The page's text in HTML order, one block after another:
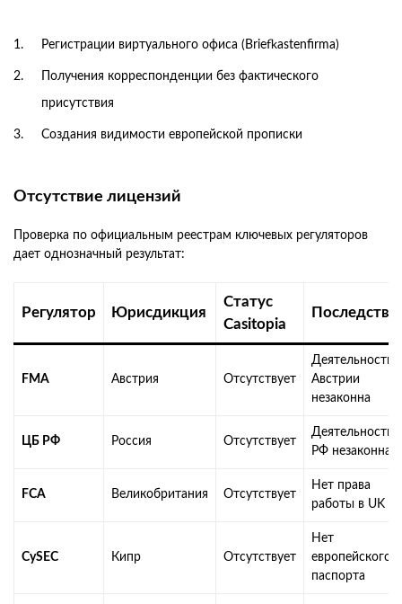
Регистрации виртуального офиса (Briefkastenfirma)
Получения корреспонденции без фактического
присутствия
Создания видимости европейской прописки
Отсутствие лицензий
Проверка по официальным реестрам ключевых регуляторов
дает однозначный результат:
Регулятор Юрисдикция
Статус
Casitopia
FMA Австрия Отсутствует
Деятельность в
Австрии
незаконна
ЦБ РФ Россия Отсутствует
Деятельность в
РФ незаконна
FCA Великобритания Отсутствует
Нет права
работы в UK
CySEC Кипр Отсутствует
Нет
европейского
паспорта